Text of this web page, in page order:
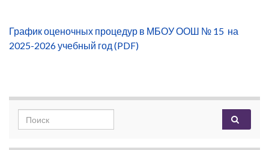
График оценочных процедур в МБОУ ООШ № 15 на
2025-2026 учебный год (PDF)
Search for: